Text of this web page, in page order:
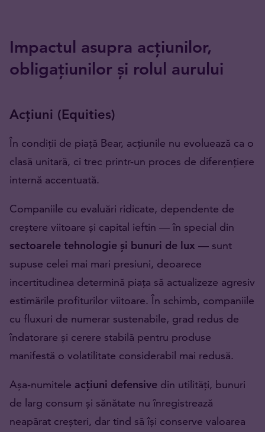
Impactul asupra acțiunilor,
obligațiunilor și rolul aurului
Acțiuni (Equities)
În condiții de piață Bear, acțiunile nu evoluează ca o
clasă unitară, ci trec printr-un proces de diferențiere
internă accentuată.
Companiile cu evaluări ridicate, dependente de
creștere viitoare și capital ieftin — în special din
sectoarele tehnologie și bunuri de lux — sunt
supuse celei mai mari presiuni, deoarece
incertitudinea determină piața să actualizeze agresiv
estimările profiturilor viitoare. În schimb, companiile
cu fluxuri de numerar sustenabile, grad redus de
îndatorare și cerere stabilă pentru produse
manifestă o volatilitate considerabil mai redusă.
Așa-numitele acțiuni defensive din utilități, bunuri
de larg consum și sănătate nu înregistrează
neapărat creșteri, dar tind să își conserve valoarea